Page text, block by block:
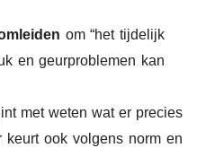
om “het tijdelijk
en geurproblemen kan
met weten wat er precies
keurt ook volgens norm en